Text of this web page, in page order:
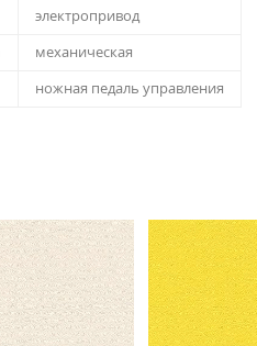
электропривод
механическая
ножная педаль управления